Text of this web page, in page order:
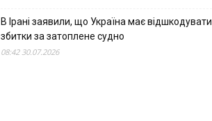
В Ірані заявили, що Україна має відшкодувати
збитки за затоплене судно
08:42 30.07.2026